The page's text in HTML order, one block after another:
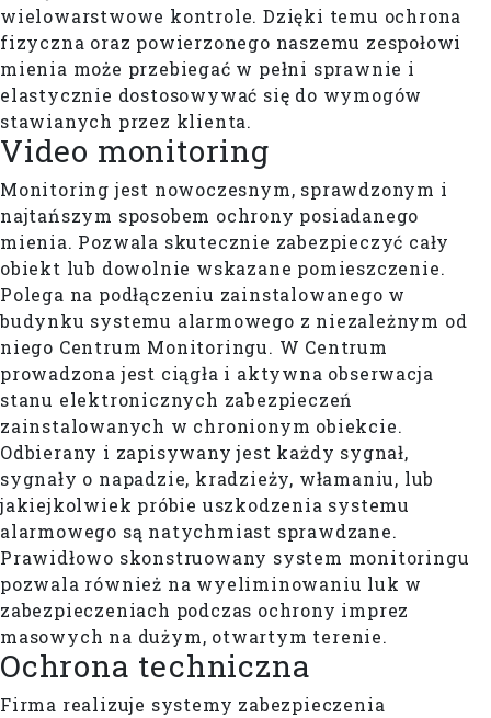
wielowarstwowe kontrole. Dzięki temu ochrona
fizyczna oraz powierzonego naszemu zespołowi
mienia może przebiegać w pełni sprawnie i
elastycznie dostosowywać się do wymogów
stawianych przez klienta.
Video monitoring
Monitoring jest nowoczesnym, sprawdzonym i
najtańszym sposobem ochrony posiadanego
mienia. Pozwala skutecznie zabezpieczyć cały
obiekt lub dowolnie wskazane pomieszczenie.
Polega na podłączeniu zainstalowanego w
budynku systemu alarmowego z niezależnym od
niego Centrum Monitoringu. W Centrum
prowadzona jest ciągła i aktywna obserwacja
stanu elektronicznych zabezpieczeń
zainstalowanych w chronionym obiekcie.
Odbierany i zapisywany jest każdy sygnał,
sygnały o napadzie, kradzieży, włamaniu, lub
jakiejkolwiek próbie uszkodzenia systemu
alarmowego są natychmiast sprawdzane.
Prawidłowo skonstruowany system monitoringu
pozwala również na wyeliminowaniu luk w
zabezpieczeniach podczas ochrony imprez
masowych na dużym, otwartym terenie.
Ochrona techniczna
Firma realizuje systemy zabezpieczenia